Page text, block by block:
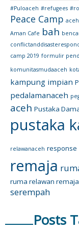
#Puloaceh #refugees
Peace Camp
Aman Cafe bah
camp 2019 formulir
komunitasmudaaceh
kampung impian
pedalamanaceh
aceh Pustaka
pustaka
relawanaceh response
remaja
ruma relawan remaja
serempah
Posts